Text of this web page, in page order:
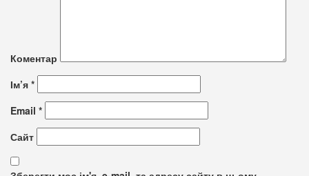
Коментар
Ім’я *
Email *
Сайт